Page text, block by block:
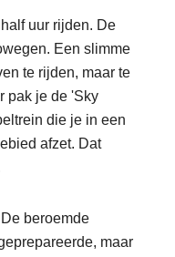
uur rijden. De
Een slimme
te rijden, maar te
pak je de 'Sky
die je in een
afzet. Dat
beroemde
maar